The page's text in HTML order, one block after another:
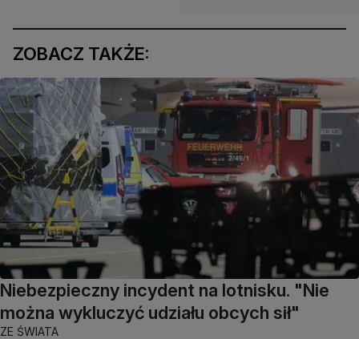
ZOBACZ TAKŻE:
Niebezpieczny incydent na lotnisku. "Nie
można wykluczyć udziału obcych sił"
ZE ŚWIATA